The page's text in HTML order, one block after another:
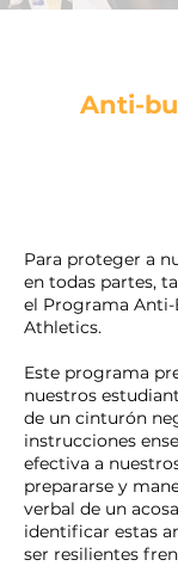
Anti-
Para proteger a
en todas partes,
el Programa
Athletics.
Este programa
nuestros
de un cinturón
instrucciones
efectiva a
prepararse y
verbal de un
identificar estas
ser resilientes